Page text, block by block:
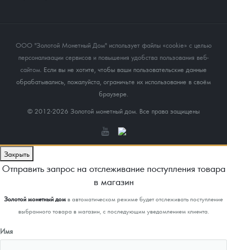
ООО "Золотой Монетный Дом" использует файлы «cookie» с целью
персонализации сервисов и повышения удобства пользования веб-
сайтом. Если вы не хотите, чтобы ваши пользовательские данные
обрабатывались, пожалуйста, ограничьте их использование в своём
браузере.
© 2012-2026 Золотой монетный дом. Все права защищены
Закрыть
Отправить запрос на отслеживание поступления товара
в магазин
Золотой монетный домв автоматическом режиме будет отслеживать поступление
выбранного товара в магазин, с последующим уведомлением клиента.
Имя